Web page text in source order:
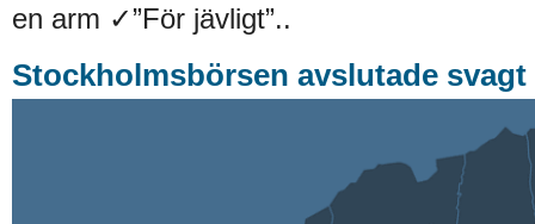
en arm ✓”För jävligt”..
Stockholmsbörsen avslutade svagt